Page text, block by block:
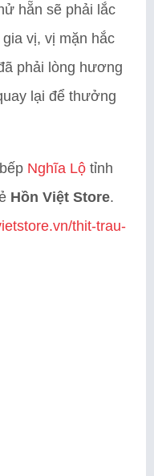
hẵn sẽ phải lắc
vị, vị mặn hắc
phải lòng hương
lại để thưởng
Nghĩa Lộ tỉnh
Hồn Việt Store.
thit-trau-